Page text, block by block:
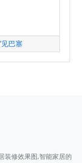
见巴塞
装修效果图,智能家居的